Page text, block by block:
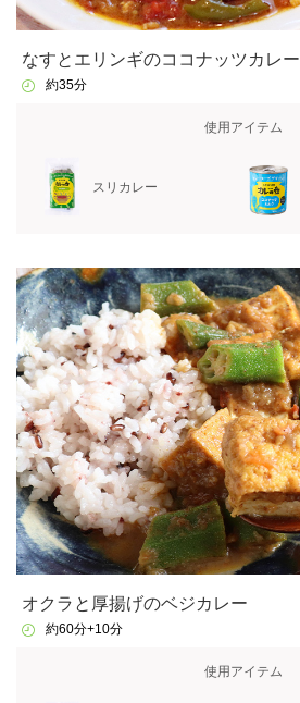
なすとエリンギのココナッツカレー
約35分
使用アイテム
スリカレー
オクラと厚揚げのベジカレー
約60分+10分
使用アイテム